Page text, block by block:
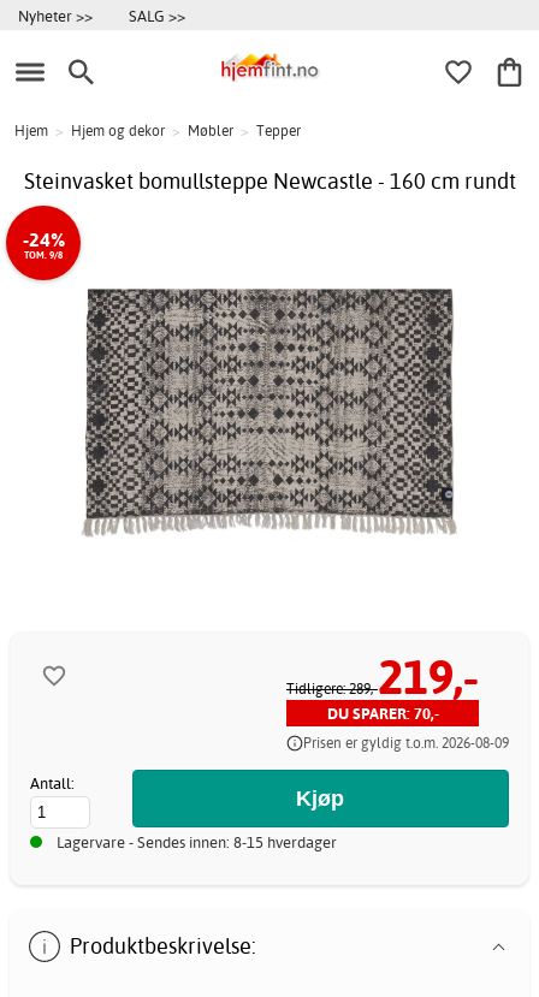
Nyheter >> SALG >>
Hjem > Hjem og dekor > Møbler > Tepper
Steinvasket bomullsteppe Newcastle - 160 cm rundt
-24%
TOM. 9/8
Tidligere: 289,-219,-
DU SPARER: 70,-
Prisen er gyldig t.o.m. 2026-08-09
Antall:
Lagervare - Sendes innen: 8-15 hverdager
Produktbeskrivelse: